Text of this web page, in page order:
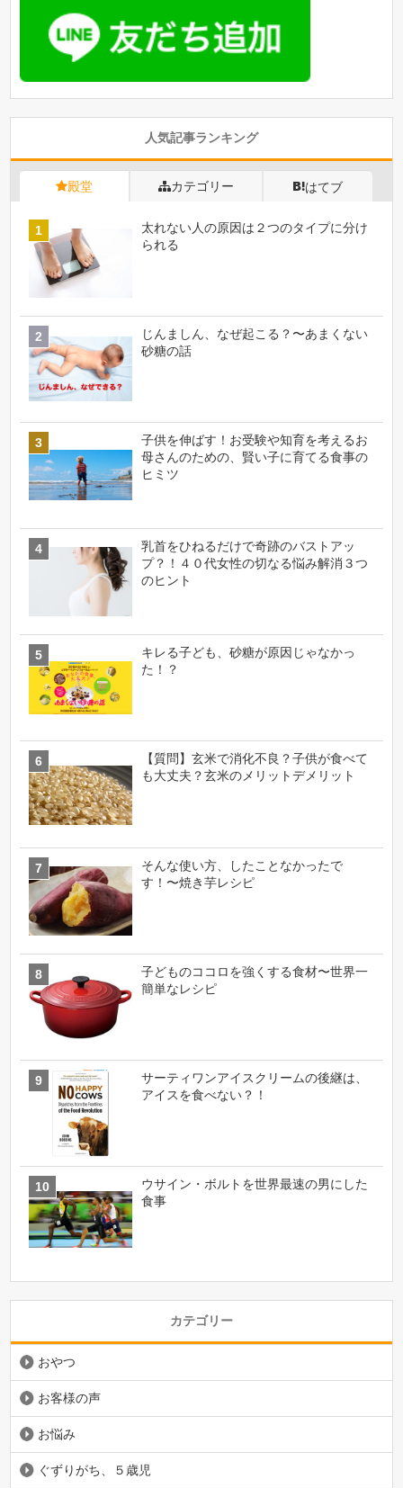
人気記事ランキング
殿堂 カテゴリー はてブ
太れない人の原因は２つのタイプに分け
られる
じんましん、なぜ起こる？〜あまくない
砂糖の話
子供を伸ばす！お受験や知育を考えるお
母さんのための、賢い子に育てる食事の
ヒミツ
乳首をひねるだけで奇跡のバストアッ
プ？！４０代女性の切なる悩み解消３つ
のヒント
キレる子ども、砂糖が原因じゃなかっ
た！？
【質問】玄米で消化不良？子供が食べて
も大丈夫？玄米のメリットデメリット
そんな使い方、したことなかったで
す！〜焼き芋レシピ
子どものココロを強くする食材〜世界一
簡単なレシピ
サーティワンアイスクリームの後継は、
アイスを食べない？！
ウサイン・ボルトを世界最速の男にした
食事
カテゴリー
おやつ
お客様の声
お悩み
ぐずりがち、５歳児